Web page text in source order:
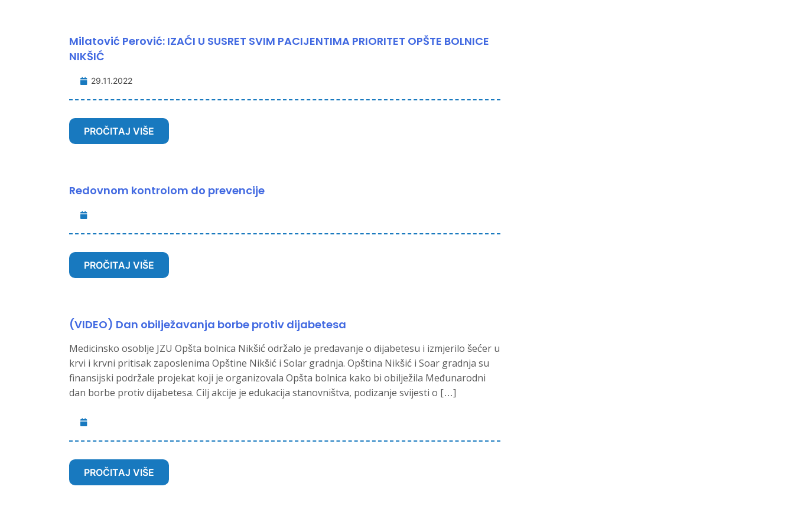
Milatović Perović: IZAĆI U SUSRET SVIM PACIJENTIMA PRIORITET OPŠTE BOLNICE
NIKŠIĆ
29.11.2022
PROČITAJ VIŠE
Redovnom kontrolom do prevencije
PROČITAJ VIŠE
(VIDEO) Dan obilježavanja borbe protiv dijabetesa
Medicinsko osoblje JZU Opšta bolnica Nikšić održalo je predavanje o dijabetesu i izmjerilo šećer u
krvi i krvni pritisak zaposlenima Opštine Nikšić i Solar gradnja. Opština Nikšić i Soar gradnja su
finansijski podržale projekat koji je organizovala Opšta bolnica kako bi obilježila Međunarodni
dan borbe protiv dijabetesa. Cilj akcije je edukacija stanovništva, podizanje svijesti o […]
PROČITAJ VIŠE